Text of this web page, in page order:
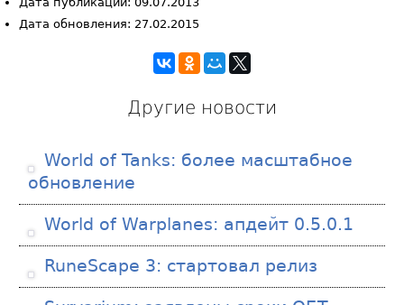
Дата обновления: 27.02.2015
Другие новости
World of Tanks: более масштабное
обновление
World of Warplanes: апдейт 0.5.0.1
RuneScape 3: стартовал релиз